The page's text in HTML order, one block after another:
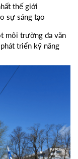
thế giới
sự sáng tạo
môi trường đa văn
triển kỹ năng